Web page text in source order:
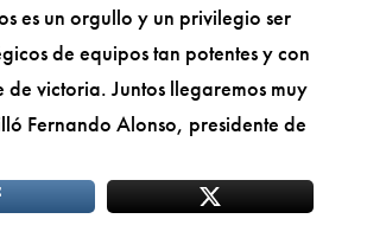
es un orgullo y un privilegio ser
de equipos tan potentes y con
de victoria. Juntos llegaremos muy
Fernando Alonso, presidente de